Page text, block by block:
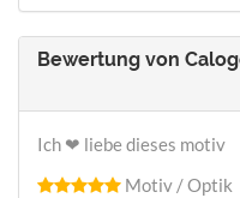
Bewertung von
Ich ❤ liebe dieses motiv
Motiv / Optik